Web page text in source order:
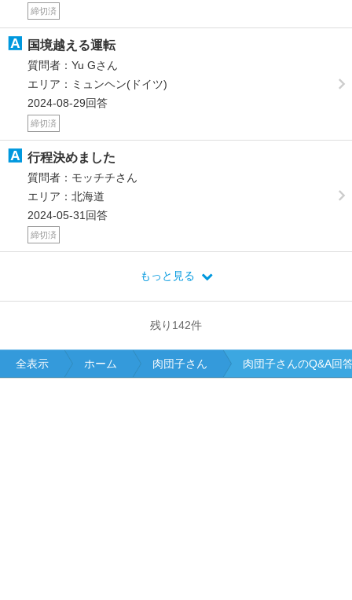
締切済
国境越える運転
質問者：Yu Gさん
エリア：ミュンヘン(ドイツ)
2024-08-29回答
締切済
行程決めました
質問者：モッチチさん
エリア：北海道
2024-05-31回答
締切済
もっと見る
残り 142件
全表示 ホーム 肉団子さん 肉団子さんのQ&A回